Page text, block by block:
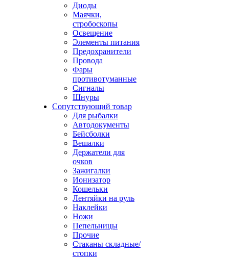
Диоды
Маячки,
стробоскопы
Освещение
Элементы питания
Предохранители
Провода
Фары
противотуманные
Сигналы
Шнуры
Сопутствующий товар
Для рыбалки
Автодокументы
Бейсболки
Вешалки
Держатели для
очков
Зажигалки
Ионизатор
Кошельки
Лентяйки на руль
Наклейки
Ножи
Пепельницы
Прочие
Стаканы складные/
стопки